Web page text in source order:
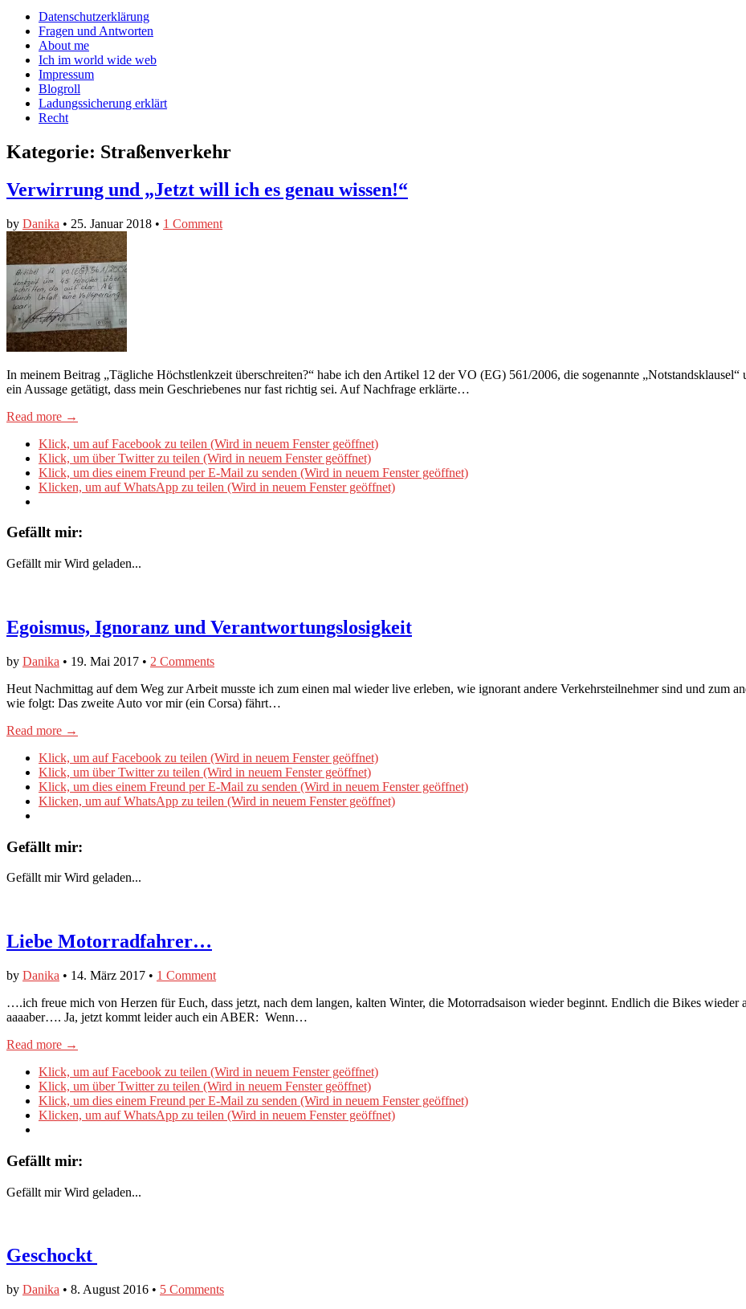
Facebook
anzeigen
Twitter
anzeigen
auf
Instagram
anzeigen
Main
menu
Skip
content
Datenschutzerklärung
Fragen und Antworten
About me
Ich im world wide web
Impressum
Blogroll
Ladungssicherung erklärt
Recht
Kategorie: Straßenverkehr
Verwirrung und „Jetzt will ich es genau wissen!“
by Danika • 25. Januar 2018 • 1 Comment
In meinem Beitrag „Tägliche Höchstlenkzeit überschreiten?“ habe ich den Artikel 12 der VO (EG) 561/2006, die sogenannte
ein Aussage getätigt, dass mein Geschriebenes nur fast richtig sei. Auf Nachfrage erklärte…
Read more →
Klick, um auf Facebook zu teilen (Wird in neuem Fenster geöffnet)
Klick, um über Twitter zu teilen (Wird in neuem Fenster geöffnet)
Klick, um dies einem Freund per E-Mail zu senden (Wird in neuem Fenster geöffnet)
Klicken, um auf WhatsApp zu teilen (Wird in neuem Fenster geöffnet)
Gefällt mir:
Gefällt mir Wird geladen...
Egoismus, Ignoranz und Verantwortungslosigkeit
by Danika • 19. Mai 2017 • 2 Comments
Heut Nachmittag auf dem Weg zur Arbeit musste ich zum einen mal wieder live erleben, wie ignorant andere Verkehrsteilnehmer sind und zum
wie folgt: Das zweite Auto vor mir (ein Corsa) fährt…
Read more →
Klick, um auf Facebook zu teilen (Wird in neuem Fenster geöffnet)
Klick, um über Twitter zu teilen (Wird in neuem Fenster geöffnet)
Klick, um dies einem Freund per E-Mail zu senden (Wird in neuem Fenster geöffnet)
Klicken, um auf WhatsApp zu teilen (Wird in neuem Fenster geöffnet)
Gefällt mir:
Gefällt mir Wird geladen...
Liebe Motorradfahrer…
by Danika • 14. März 2017 • 1 Comment
….ich freue mich von Herzen für Euch, dass jetzt, nach dem langen, kalten Winter, die Motorradsaison wieder beginnt. Endlich die Bikes wieder
aaaaber…. Ja, jetzt kommt leider auch ein ABER: Wenn…
Read more →
Klick, um auf Facebook zu teilen (Wird in neuem Fenster geöffnet)
Klick, um über Twitter zu teilen (Wird in neuem Fenster geöffnet)
Klick, um dies einem Freund per E-Mail zu senden (Wird in neuem Fenster geöffnet)
Klicken, um auf WhatsApp zu teilen (Wird in neuem Fenster geöffnet)
Gefällt mir:
Gefällt mir Wird geladen...
Geschockt
by Danika • 8. August 2016 • 5 Comments